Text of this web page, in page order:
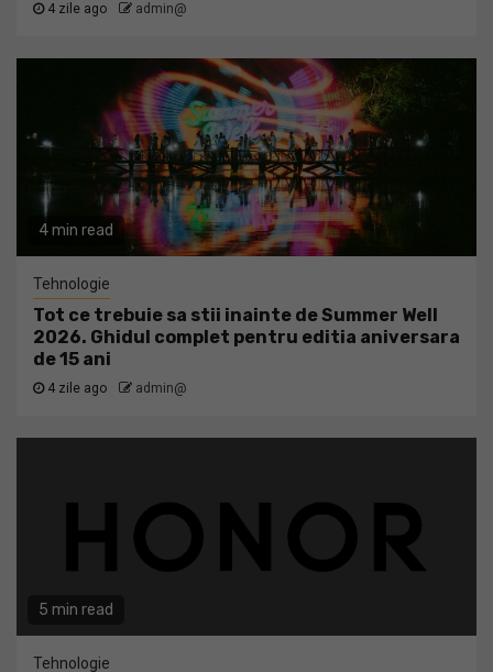
4 zile ago admin@
4 min read
Tehnologie
Tot ce trebuie sa stii inainte de Summer Well
2026. Ghidul complet pentru editia aniversara
de 15 ani
4 zile ago admin@
5 min read
Tehnologie